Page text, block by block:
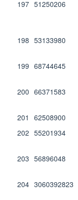
197 51250206
198 53133980
199 68744645
200 66371583
201 62508900
202 55201934
203 56896048
204 3060392823